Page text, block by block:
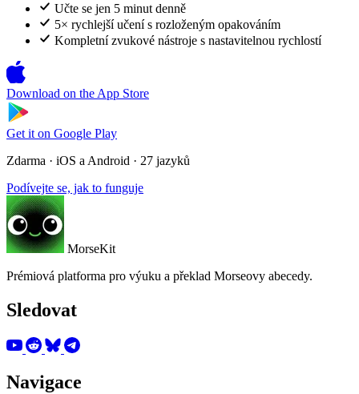
Učte se jen 5 minut denně
5× rychlejší učení s rozloženým opakováním
Kompletní zvukové nástroje s nastavitelnou rychlostí
Download on the App Store
Get it on Google Play
Zdarma · iOS a Android · 27 jazyků
Podívejte se, jak to funguje
MorseKit
Prémiová platforma pro výuku a překlad Morseovy abecedy.
Sledovat
Navigace